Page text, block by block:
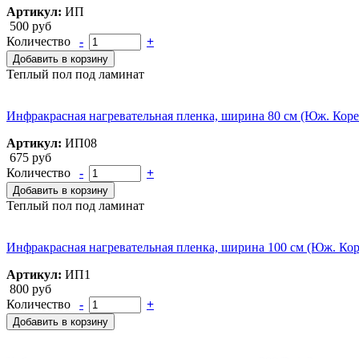
Артикул: ИП
500 руб
Количество
- +
Добавить в корзину
Теплый пол под ламинат
Инфракрасная нагревательная пленка, ширина 80 см (Юж.
Артикул: ИП08
675 руб
Количество
- +
Добавить в корзину
Теплый пол под ламинат
Инфракрасная нагревательная пленка, ширина 100 см (Юж.
Артикул: ИП1
800 руб
Количество
- +
Добавить в корзину